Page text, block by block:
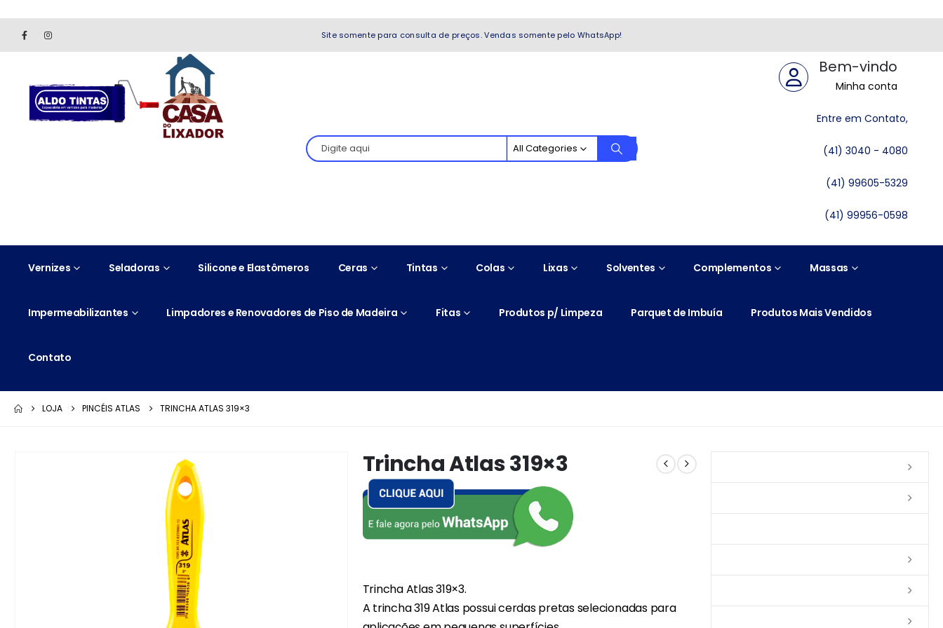
Site somente para consulta de preços. Vendas somente pelo WhatsApp!
All Categories
Bem-vindo
Minha conta
Entre em Contato,
(41) 3040 - 4080
(41) 99605-5329
(41) 99956-0598
Vernizes Seladoras Silicone e Elastômeros Ceras Tintas Colas Lixas Solventes Complementos Massas
Impermeabilizantes Limpadores e Renovadores de Piso de Madeira Fitas Produtos p/ Limpeza Parquet de Imbuía Produtos Mais Vendidos
Contato
LOJA PINCÉIS ATLAS TRINCHA ATLAS 319×3
Trincha Atlas 319×3
Trincha Atlas 319×3.
A trincha 319 Atlas possui cerdas pretas selecionadas para